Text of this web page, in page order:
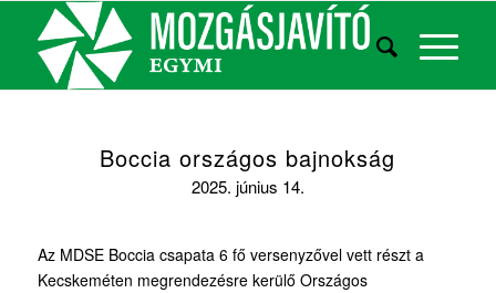
Boccia országos bajnokság
2025. június 14.
Az MDSE Boccia csapata 6 fő versenyzővel vett részt a
Kecskeméten megrendezésre kerülő Országos